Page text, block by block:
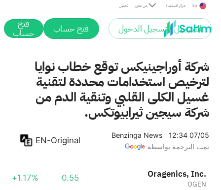
تحميل من نحن مركز المساعدة En
التسجيل / تسجيل الدخول فتح حساب فتح
حساب
شركة أوراجينيكس توقع خطاب نوايا
لترخيص استخدامات محددة لتقنية
غسيل الكلى القلبي وتنقية الدم من
شركة سيجين ثيرابيوتكس.
Benzinga News
12:34 07/05
تمت الترجمة بواسطة
EN-Original
Oragenics, Inc.
OGEN
0.55
+1.17%